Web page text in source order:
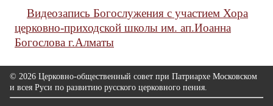
Видеозапись Богослужения с участием Хора
церковно-приходской школы им. ап.Иоанна
Богослова г.Алматы
© 2026 Церковно-общественный совет при Патриархе Московском
и всея Руси по развитию русского церковного пения.